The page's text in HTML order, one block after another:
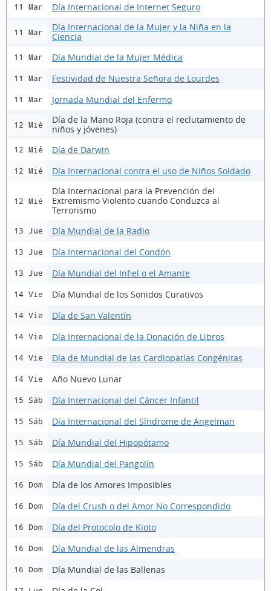
11 Mar Día Internacional de Internet Seguro
11 Mar
Día Internacional de la Mujer y la Niña en la
Ciencia
11 Mar Día Mundial de la Mujer Médica
11 Mar Festividad de Nuestra Señora de Lourdes
11 Mar Jornada Mundial del Enfermo
12 Mié
Día de la Mano Roja (contra el reclutamiento de
niños y jóvenes)
12 Mié Día de Darwin
12 Mié Día Internacional contra el uso de Niños Soldado
12 Mié
Día Internacional para la Prevención del
Extremismo Violento cuando Conduzca al
Terrorismo
13 Jue Día Mundial de la Radio
13 Jue Día Internacional del Condón
13 Jue Día Mundial del Infiel o el Amante
14 Vie Día Mundial de los Sonidos Curativos
14 Vie Día de San Valentín
14 Vie Día Internacional de la Donación de Libros
14 Vie Día de Mundial de las Cardiopatías Congénitas
14 Vie Año Nuevo Lunar
15 Sáb Día Internacional del Cáncer Infantil
15 Sáb Día Internacional del Síndrome de Angelman
15 Sáb Día Mundial del Hipopótamo
15 Sáb Día Mundial del Pangolín
16 Dom Día de los Amores Imposibles
16 Dom Día del Crush o del Amor No Correspondido
16 Dom Día del Protocolo de Kioto
16 Dom Día Mundial de las Almendras
16 Dom Día Mundial de las Ballenas